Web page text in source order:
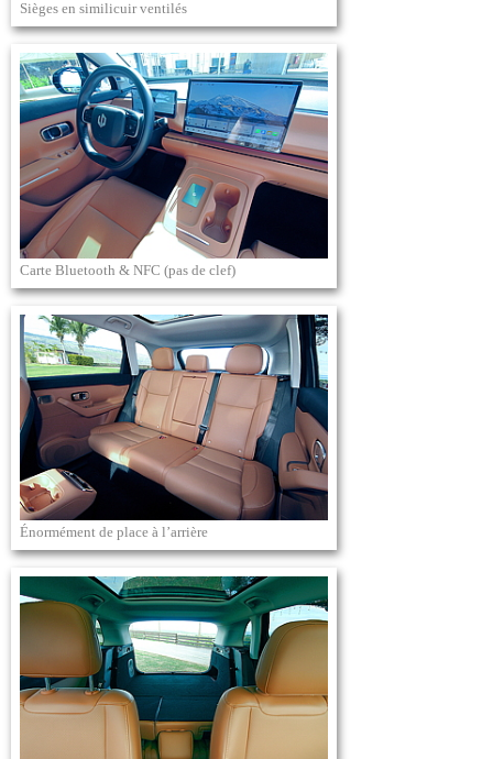
Sièges en similicuir ventilés
Carte Bluetooth & NFC (pas de clef)
Énormément de place à l’arrière